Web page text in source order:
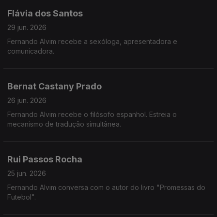
Flávia dos Santos
29 jun. 2026
Fernando Alvim recebe a sexóloga, apresentadora e
comunicadora.
Bernat Castany Prado
26 jun. 2026
Fernando Alvim recebe o filósofo espanhol. Estreia o
mecanismo de tradução simultânea.
Rui Passos Rocha
25 jun. 2026
Fernando Alvim conversa com o autor do livro "Promessas do
Futebol".